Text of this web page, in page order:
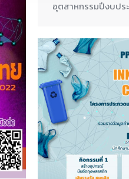
อุตสาหกรรมปีงบปร